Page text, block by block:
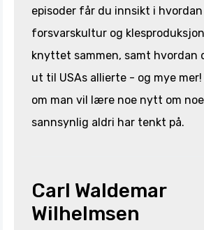
episoder får du innsikt i
forsvarskultur og
knyttet sammen, samt hvordan
ut til USAs allierte - og mye
om man vil lære noe nytt om
sannsynlig aldri har tenkt på.
Carl Waldemar
Wilhelmsen